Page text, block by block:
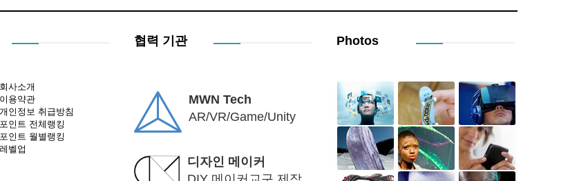
회사소개
이용약관
개인정보 취급방침
포인트 전체랭킹
포인트 월별랭킹
레벨업
협력 기관
MWN Tech
AR/VR/Game/Unity
디자인 메이커
Photos